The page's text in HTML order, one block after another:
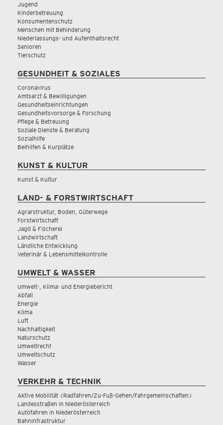
Jugend
Kinderbetreuung
Konsumentenschutz
Menschen mit Behinderung
Niederlassungs- und Aufenthaltsrecht
Senioren
Tierschutz
GESUNDHEIT & SOZIALES
Coronavirus
Amtsarzt & Bewilligungen
Gesundheitseinrichtungen
Gesundheitsvorsorge & Forschung
Pflege & Betreuung
Soziale Dienste & Beratung
Sozialhilfe
Beihilfen & Kurplätze
KUNST & KULTUR
Kunst & Kultur
LAND- & FORSTWIRTSCHAFT
Agrarstruktur, Boden, Güterwege
Forstwirtschaft
Jagd & Fischerei
Landwirtschaft
Ländliche Entwicklung
Veterinär & Lebensmittelkontrolle
UMWELT & WASSER
Umwelt-, Klima- und Energiebericht
Abfall
Energie
Klima
Luft
Nachhaltigkeit
Naturschutz
Umweltrecht
Umweltschutz
Wasser
VERKEHR & TECHNIK
Aktive Mobilität (Radfahren/Zu-Fuß-Gehen/Fahrgemeinschaften)
Landesstraßen in Niederösterreich
Autofahren in Niederösterreich
Bahninfrastruktur